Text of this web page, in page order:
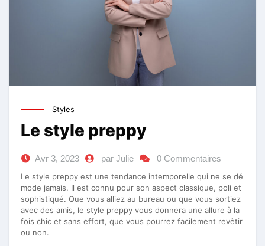
Styles
Le style preppy
Avr 3, 2023 par Julie 0 Commentaires
Le style preppy est une tendance intemporelle qui ne se dé
mode jamais. Il est connu pour son aspect classique, poli et
sophistiqué. Que vous alliez au bureau ou que vous sortiez
avec des amis, le style preppy vous donnera une allure à la
fois chic et sans effort, que vous pourrez facilement revêtir
ou non.